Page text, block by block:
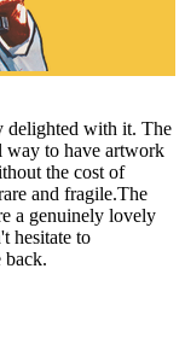
delighted with it. The
way to have artwork
the cost of
and fragile.The
a genuinely lovely
hesitate to
back.